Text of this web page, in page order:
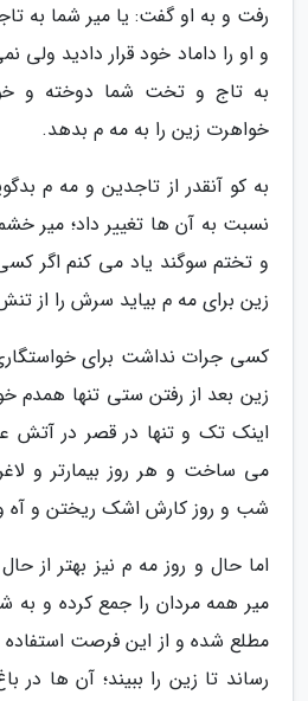
رفت و به او گفت: یا میر شما به
و او را داماد خود قرار دادید
به تاج و تخت شما دوخته و
خواهرت زین را به مه م بدهد.
به کو آنقدر از تاجدین و مه م
نسبت به آن ها تغییر داد؛ میر
و تختم سوگند یاد می کنم اگر
زین برای مه م بیاید سرش را از
کسی جرات نداشت برای
زین بعد از رفتن ستی تنها همدم
اینک تک و تنها در قصر در
می ساخت و هر روز بیمارتر و
شب و روز کارش اشک ریختن و آه و
اما حال و روز مه م نیز بهتر از
میر همه مردان را جمع کرده و به
مطلع شده و از این فرصت
رساند تا زین را ببیند؛ آن ها در